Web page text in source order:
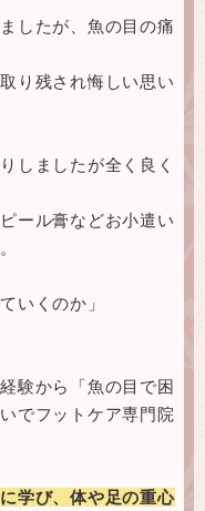
したが、魚の目の痛
り残され悔しい思い
しましたが全く良く
ール膏などお小遣い
いくのか」
験から「魚の目で困
でフットケア専門院
学び、体や足の重心